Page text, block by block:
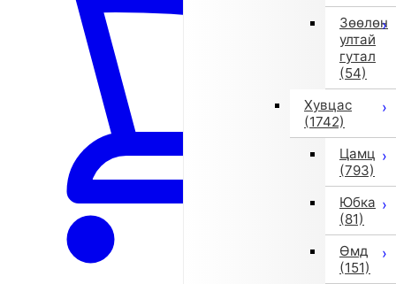
Зөөлөн
ултай
гутал
(54)
Хувцас
(1742)
Цамц
(793)
Юбка
(81)
Өмд
(151)